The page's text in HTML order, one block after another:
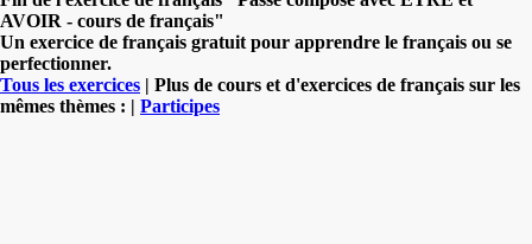
AVOIR - cours de français"
Un exercice de français gratuit pour apprendre le français ou se
perfectionner.
Tous les exercices | Plus de cours et d'exercices de français sur les
mêmes thèmes : | Participes